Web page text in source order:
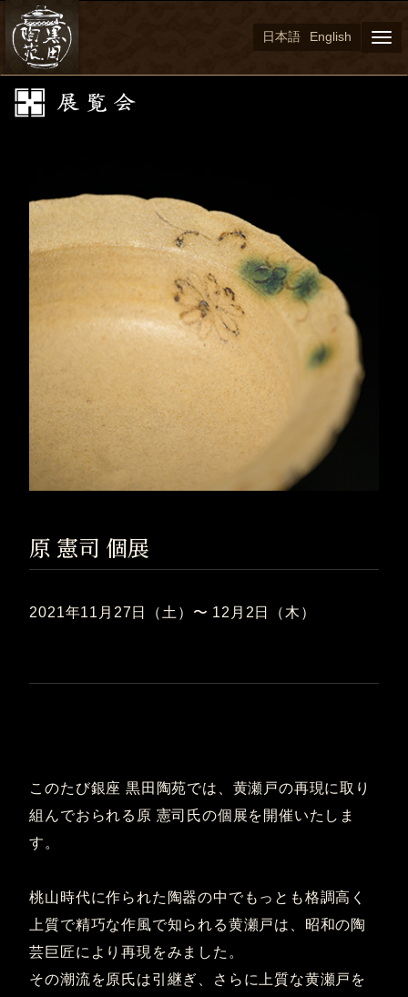
日本語 English
原 憲司 個展
2021年11月27日（土）〜 12月2日（木）
このたび銀座 黒田陶苑では、黄瀬戸の再現に取り
組んでおられる原 憲司氏の個展を開催いたしま
す。
桃山時代に作られた陶器の中でもっとも格調高く
上質で精巧な作風で知られる黄瀬戸は、昭和の陶
芸巨匠により再現をみました。
その潮流を原氏は引継ぎ、さらに上質な黄瀬戸を